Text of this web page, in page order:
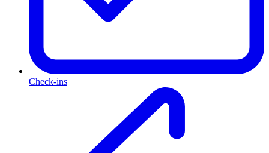
Check-ins